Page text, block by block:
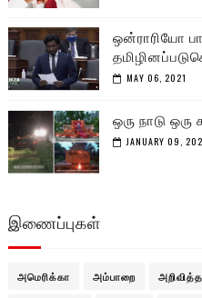
ஒன்ராரியோ
MAY 06, 2021
ஒரு நாடு ஒரு
JANUARY 09,
இணைப்புகள்
அமெரிக்கா அம்பாறை